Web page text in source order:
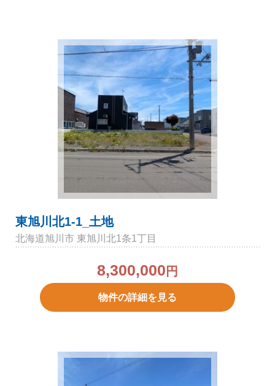
東旭川北1-1_土地
北海道旭川市 東旭川北1条1丁目
8,300,000 円
物件の詳細を見る